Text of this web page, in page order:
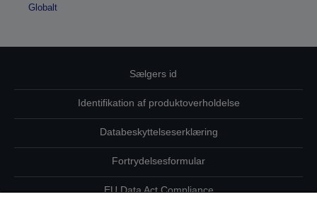
Globalt
Sælgers id
Identifikation af produktoverholdelse
Databeskyttelseserklæring
Fortrydelsesformular
EU Data Act Compliance